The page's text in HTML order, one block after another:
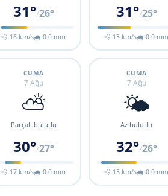
31°/26°
💨 16 km/s🌧 0.0 mm
31°/25°
💨 13 km/s🌧 0.0 mm
CUMA
7 Ağu
⛅
Parçalı bulutlu
30°/27°
💨 17 km/s🌧 0.0 mm
CUMA
7 Ağu
🌤️
Az bulutlu
32°/26°
💨 15 km/s🌧 0.0 mm